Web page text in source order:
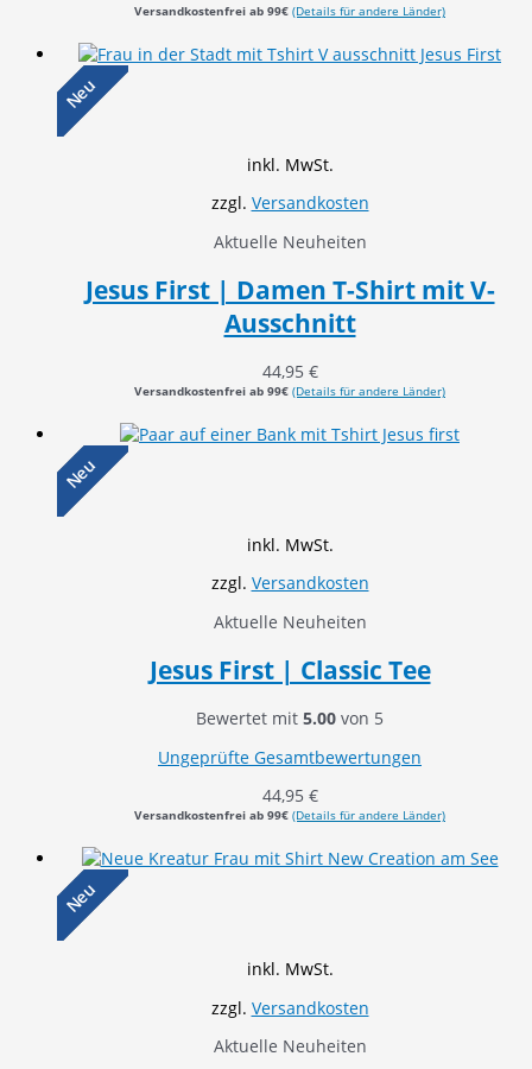
Versandkostenfrei ab 99€ (Details für andere Länder)
Neu
inkl. MwSt.
zzgl. Versandkosten
Aktuelle Neuheiten
Jesus First | Damen T-Shirt mit V-
Ausschnitt
44,95 €
Versandkostenfrei ab 99€ (Details für andere Länder)
Neu
inkl. MwSt.
zzgl. Versandkosten
Aktuelle Neuheiten
Jesus First | Classic Tee
Bewertet mit 5.00 von 5
Ungeprüfte Gesamtbewertungen
44,95 €
Versandkostenfrei ab 99€ (Details für andere Länder)
Neu
inkl. MwSt.
zzgl. Versandkosten
Aktuelle Neuheiten